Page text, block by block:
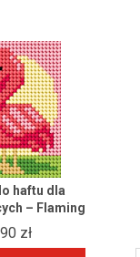
haftu dla
– Flaming
zł